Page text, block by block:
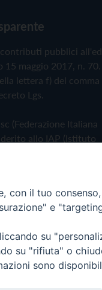
pubblici
maggio 2017, n. 70.
lettera f) del comma
Lgs.
(Federazione Italiana
allo IAP (Istituto
con il tuo
e
su
su "rifiuta" o
sono